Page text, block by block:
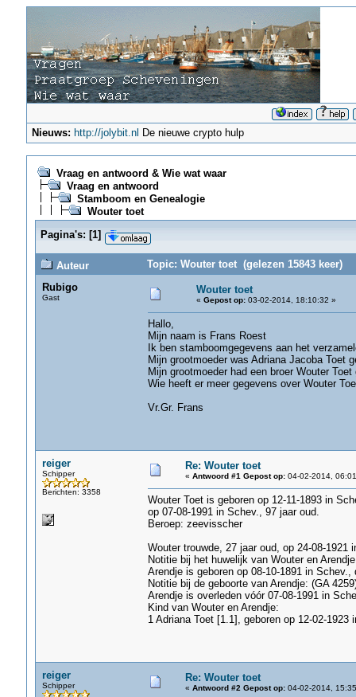
Nieuws: http://jolybit.nl De nieuwe crypto hulp
Vraag en antwoord & Wie wat waar
Vraag en antwoord
Stamboom en Genealogie
Wouter toet
Pagina's: [1]
Auteur
Topic: Wouter toet (gelezen 15843 keer)
Rubigo
Gast
Wouter toet
« Gepost op:03-02-2014, 18:10:32 »
Hallo,
Mijn naam is Frans Roest
Ik ben stamboomgegevens aan het
Mijn grootmoeder was Adriana Jacoba Toet
Mijn grootmoeder had een broer Wouter Toet
Wie heeft er meer gegevens over Wouter
Vr.Gr. Frans
reiger
Schipper
Berichten: 3358
Re: Wouter toet
« Antwoord #1 Gepost op:04-02-2014,
Wouter Toet is geboren op 12-11-1893 in
op 07-08-1991 in Schev., 97 jaar oud.
Beroep: zeevisscher
Wouter trouwde, 27 jaar oud, op 24-08-1921
Notitie bij het huwelijk van Wouter en
Arendje is geboren op 08-10-1891 in
Notitie bij de geboorte van Arendje: (GA
Arendje is overleden vóór 07-08-1991 in
Kind van Wouter en Arendje:
1 Adriana Toet [1.1], geboren op 12-02-1923
reiger
Schipper
Re: Wouter toet
« Antwoord #2 Gepost op:04-02-2014,